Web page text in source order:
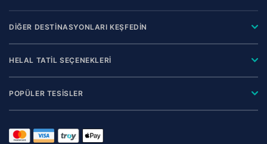
DİĞER DESTİNASYONLARI KEŞFEDİN
HELAL TATİL SEÇENEKLERİ
POPÜLER TESİSLER